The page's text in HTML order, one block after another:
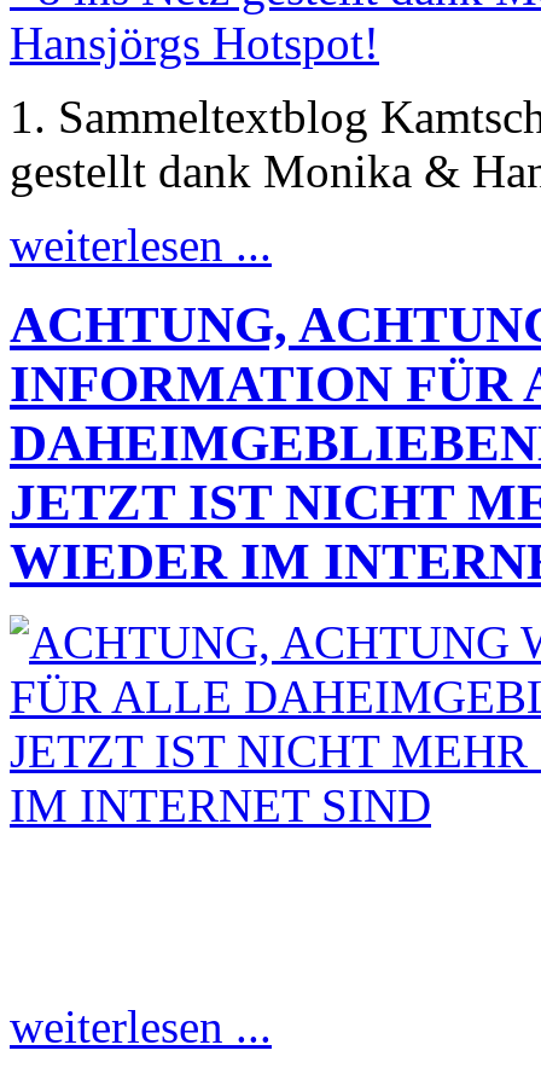
1. Sammeltextblog
gestellt dank Monika &
weiterlesen ...
ACHTUNG,
INFORMATION FÜR
JETZT IST NICHT
WIEDER IM
weiterlesen ...